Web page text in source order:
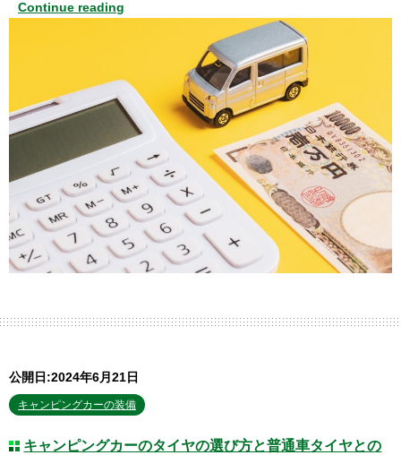
Continue reading
公開日:2024年6月21日
キャンピングカーの装備
キャンピングカーのタイヤの選び方と普通車タイヤとの